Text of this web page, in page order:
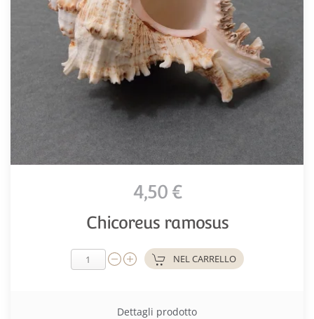
4,50 €
Chicoreus ramosus
NEL CARRELLO
Dettagli prodotto